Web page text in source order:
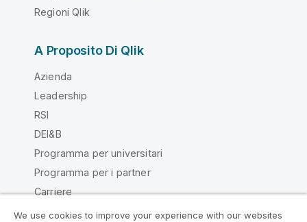
Regioni Qlik
A Proposito Di Qlik
Azienda
Leadership
RSI
DEI&B
Programma per universitari
Programma per i partner
Carriere
Sala stampa
We use cookies to improve your experience with our websites